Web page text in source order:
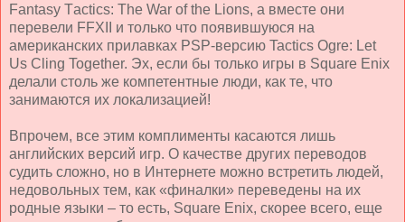
Fantasy Tactics: The War of the Lions, а вместе они
перевели FFX II и только что появившуюся на
американских прилавках PSP-версию Tactics Ogre: Let
Us Cling Together. Эх, если бы только игры в Square Enix
делали столь же компетентные люди, как те, что
занимаются их локализацией!
Впрочем, все этим комплименты касаются лишь
английских версий игр. О качестве других переводов
судить сложно, но в Интернете можно встретить людей,
недовольных тем, как «финалки» переведены на их
родные языки – то есть, Square Enix, скорее всего, еще